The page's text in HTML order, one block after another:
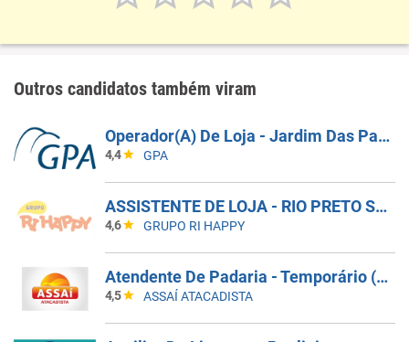
Outros candidatos também viram
Operador(A) De Loja - Jardim Das Palmeiras - Campinas SP
4,4 GPA
ASSISTENTE DE LOJA - RIO PRETO SHOPPING - EFETIVO
4,6 GRUPO RI HAPPY
Atendente De Padaria - Temporário (Alto Da XV)
4,5 ASSAÍ ATACADISTA